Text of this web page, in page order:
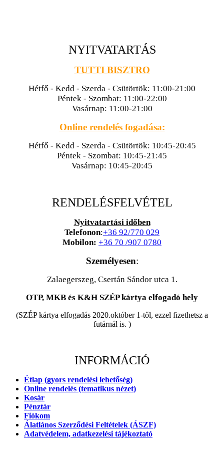
NYITVATARTÁS
TUTTI BISZTRO
Hétfő - Kedd - Szerda - Csütörtök: 11:00-21:00
Péntek - Szombat: 11:00-22:00
Vasárnap: 11:00-21:00
Online rendelés fogadása:
Hétfő - Kedd - Szerda - Csütörtök: 10:45-20:45
Péntek - Szombat: 10:45-21:45
Vasárnap: 10:45-20:45
RENDELÉSFELVÉTEL
Nyitvatartási időben
Telefonon:+36 92/770 029
Mobilon: +36 70 /907 0780
Személyesen:
Zalaegerszeg, Csertán Sándor utca 1.
OTP, MKB és K&H SZÉP kártya elfogadó hely
(SZÉP kártya elfogadás 2020.október 1-től, ezzel fizethetsz a
futárnál is. )
INFORMÁCIÓ
Étlap (gyors rendelési lehetőség)
Online rendelés (tematikus nézet)
Kosár
Pénztár
Fiókom
Álatlános Szerződési Feltételek (ÁSZF)
Adatvédelem, adatkezelési tájékoztató